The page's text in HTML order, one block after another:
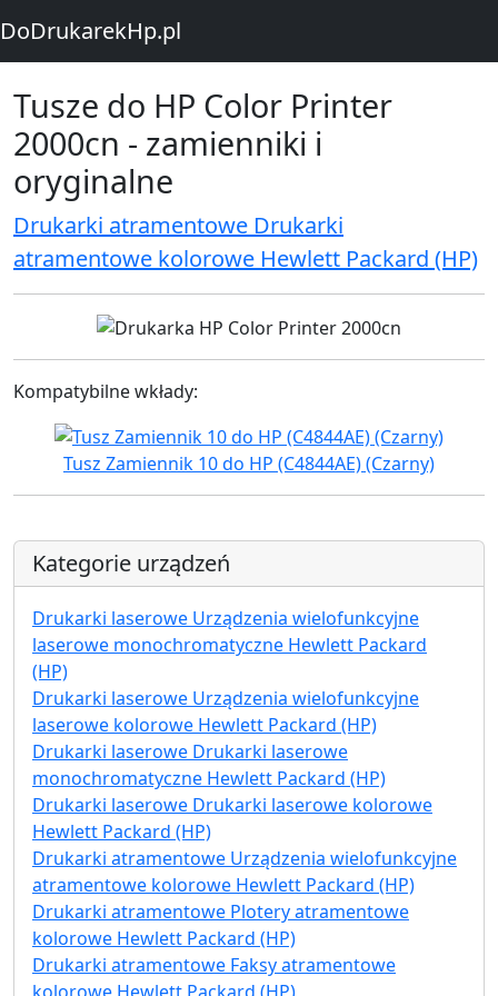
DoDrukarekHp.pl
Tusze do HP Color Printer
2000cn - zamienniki i
oryginalne
Drukarki atramentowe Drukarki
atramentowe kolorowe Hewlett Packard (HP)
Kompatybilne wkłady:
Tusz Zamiennik 10 do HP (C4844AE) (Czarny)
Kategorie urządzeń
Drukarki laserowe Urządzenia wielofunkcyjne
laserowe monochromatyczne Hewlett Packard
(HP)
Drukarki laserowe Urządzenia wielofunkcyjne
laserowe kolorowe Hewlett Packard (HP)
Drukarki laserowe Drukarki laserowe
monochromatyczne Hewlett Packard (HP)
Drukarki laserowe Drukarki laserowe kolorowe
Hewlett Packard (HP)
Drukarki atramentowe Urządzenia wielofunkcyjne
atramentowe kolorowe Hewlett Packard (HP)
Drukarki atramentowe Plotery atramentowe
kolorowe Hewlett Packard (HP)
Drukarki atramentowe Faksy atramentowe